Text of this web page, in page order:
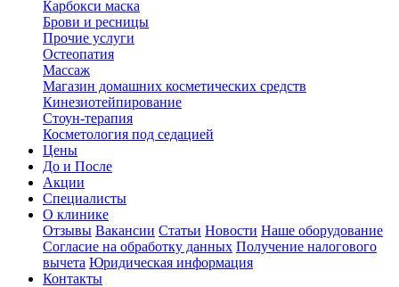
Карбокси маска
Брови и ресницы
Прочие услуги
Остеопатия
Массаж
Магазин домашних косметических средств
Кинезиотейпирование
Стоун-терапия
Косметология под седацией
Цены
До и После
Акции
Специалисты
О клинике
Отзывы Вакансии Статьи Новости Наше оборудование
Согласие на обработку данных Получение налогового
вычета Юридическая информация
Контакты